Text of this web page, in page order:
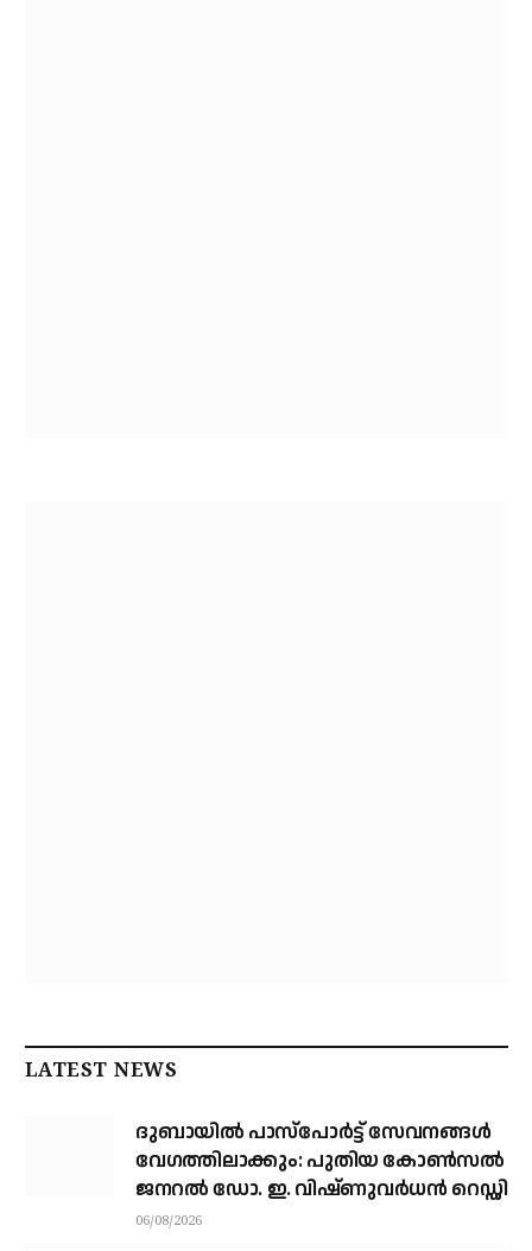
LATEST NEWS
ദുബായിൽ പാസ്‌പോർട്ട് സേവനങ്ങൾ
വേഗത്തിലാക്കും: പുതിയ കോൺസൽ
ജനറൽ ഡോ. ഇ. വിഷ്ണുവർധൻ റെഡ്ഡി
06/08/2026